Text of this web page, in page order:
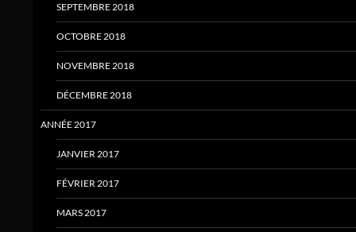
SEPTEMBRE 2018
OCTOBRE 2018
NOVEMBRE 2018
DÉCEMBRE 2018
ANNÉE 2017
JANVIER 2017
FÉVRIER 2017
MARS 2017